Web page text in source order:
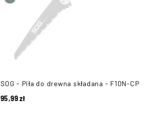
SOG - Piła do drewna składana - F10N-CP
95,99zł